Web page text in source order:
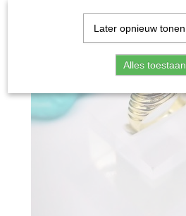
Later opnieuw tonen
Alles toestaan